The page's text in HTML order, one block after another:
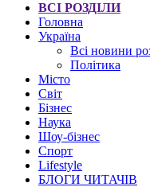
ВСІ РОЗДІЛИ
Головна
Україна
Всі новини
Політика
Місто
Світ
Бізнес
Наука
Шоу-бізнес
Спорт
Lifestyle
БЛОГИ ЧИТАЧІВ